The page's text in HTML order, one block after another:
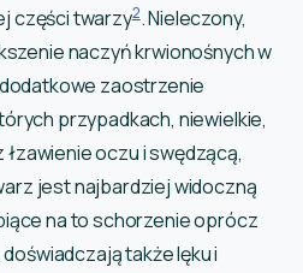
części twarzy2. Nieleczony,
naczyń krwionośnych w
zaostrzenie
przypadkach, niewielkie,
oczu i swędzącą,
jest najbardziej widoczną
na to schorzenie oprócz
także lęku i